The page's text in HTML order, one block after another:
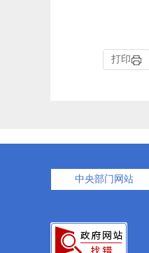
打印